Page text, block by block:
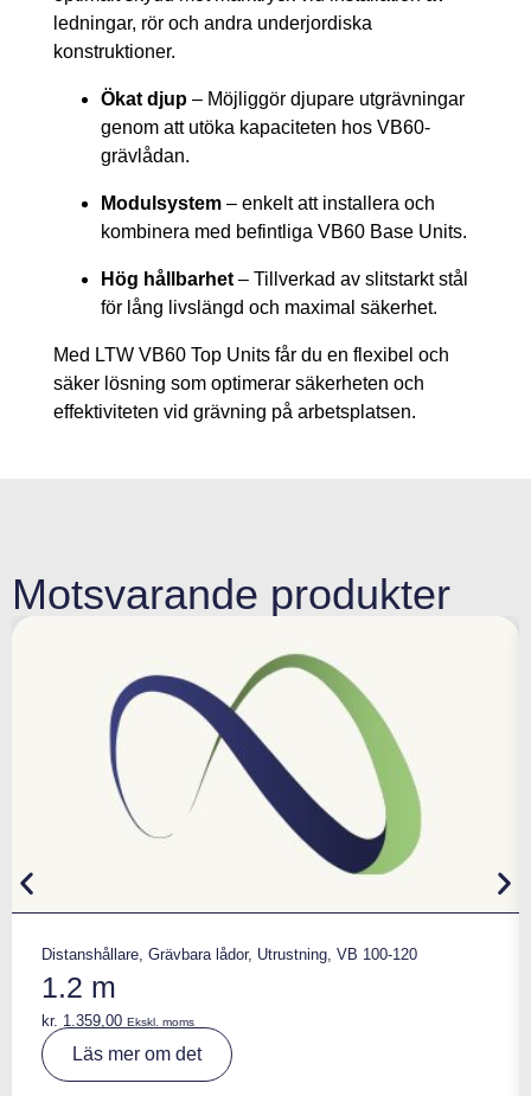
ledningar, rör och andra underjordiska
konstruktioner.
Ökat djup – Möjliggör djupare utgrävningar
genom att utöka kapaciteten hos VB60-
grävlådan.
Modulsystem – enkelt att installera och
kombinera med befintliga VB60 Base Units.
Hög hållbarhet – Tillverkad av slitstarkt stål
för lång livslängd och maximal säkerhet.
Med LTW VB60 Top Units får du en flexibel och
säker lösning som optimerar säkerheten och
effektiviteten vid grävning på arbetsplatsen.
Motsvarande produkter
Distanshållare, Grävbara lådor, Utrustning, VB 100-120
1.2 m
kr. 1.359,00 Ekskl. moms
Läs mer om det